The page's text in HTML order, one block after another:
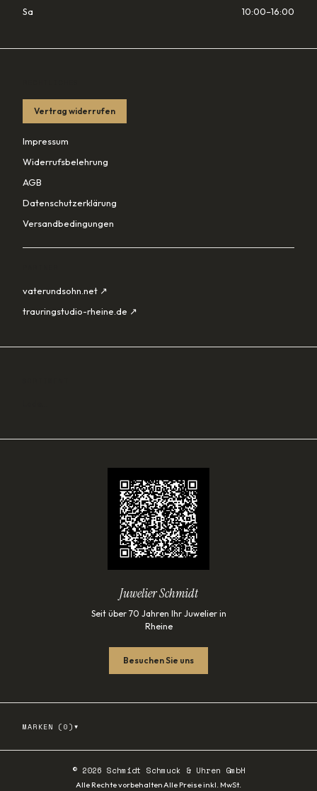
Sa
10:00–16:00
Vertrag widerrufen
Impressum
Widerrufsbelehrung
AGB
Datenschutzerklärung
Versandbedingungen
vaterundsohn.net ↗
trauringstudio-rheine.de ↗
Juwelier Schmidt
Seit über 70 Jahren Ihr Juwelier in
Rheine
Besuchen Sie uns
MARKEN ( 0 ) ▾
© 2026 Schmidt Schmuck & Uhren GmbH
Alle Rechte vorbehaltenAlle Preise inkl. MwSt.